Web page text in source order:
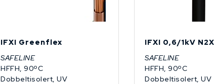
IFXI Greenflex
SAFELINE
HFFH, 90ºC
Dobbeltisolert, UV
IFXI 0,6/1kV
SAFELINE
HFFH, 90ºC
Dobbeltisolert, UV